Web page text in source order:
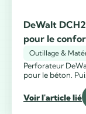
DeWalt
pour le
Outillage &
Perforateur
pour le béton.
Voir l'article lié